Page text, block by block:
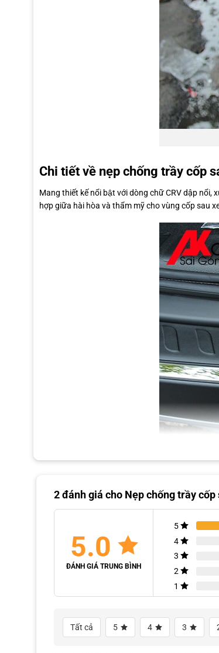
Chi tiết về nẹp chống trầy cốp
Mang thiết kế nổi bật với dòng chữ CRV dập
hợp giữa hài hòa và thẩm mỹ cho vùng cốp sau
Nẹp chống trầy cốp sau Honda CRV được dán
chiếc Honda CRV.
2 đánh giá cho Nẹp chống trầy cốp
5.0
ĐÁNH GIÁ TRUNG BÌNH
5
4
3
2
1
Tất cả 5 4 3